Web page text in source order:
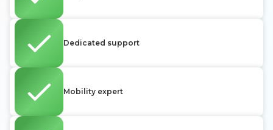
Dedicated support
Mobility expert